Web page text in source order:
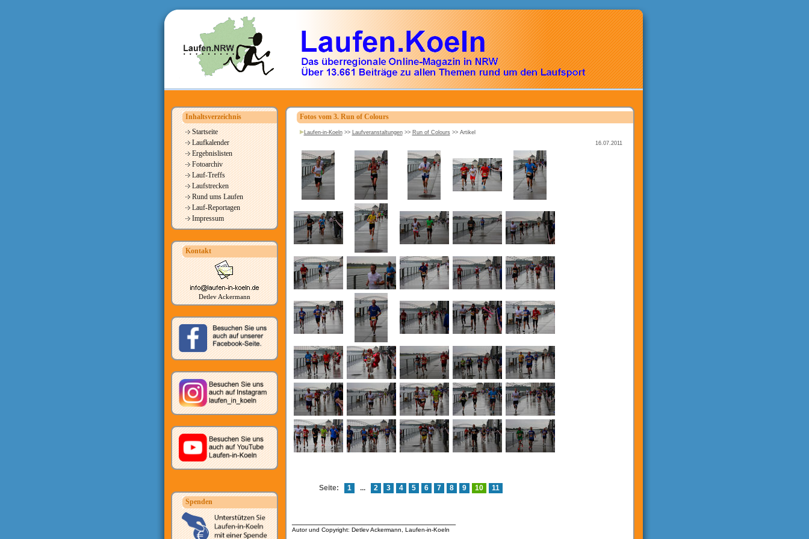
Inhaltsverzeichnis
Startseite
Laufkalender
Ergebnislisten
Fotoarchiv
Lauf-Treffs
Laufstrecken
Rund ums Laufen
Lauf-Reportagen
Impressum
Kontakt
Detlev Ackermann
Spenden
Fotos vom 3. Run of Colours
Laufen-in-Koeln>> Laufveranstaltungen>> Run of Colours >> Artikel
16.07.2011
Seite: 1 ... 2 3 4 5 6 7 8 9 10 11
Autor und Copyright: Detlev Ackermann, Laufen-in-Koeln